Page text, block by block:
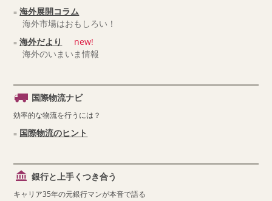
海外展開コラム
海外市場はおもしろい！
海外だより
new!
海外のいまいま情報
国際物流ナビ
効率的な物流を行うには？
国際物流のヒント
銀行と上手くつき合う
キャリア35年の元銀行マンが本音で語る